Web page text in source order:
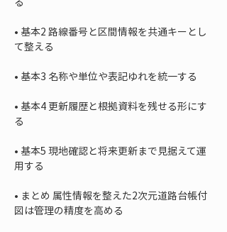
• 基本2 路線番号と区間情報を共通キーとし
•
• 基本4 更新履歴と根拠資料を残せる形にす
• 基本5 現地確認と将来更新まで見据えて運
• まとめ 属性情報を整えた2次元道路台帳付
図は管理の精度を高める